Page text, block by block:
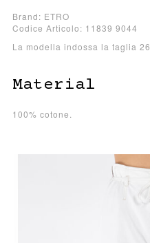
Brand: ETRO
Codice Articolo: 11839 9044
La modella indossa la taglia 26.
Material
100% cotone.